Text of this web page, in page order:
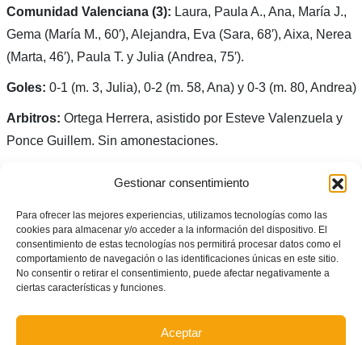
Gestionar consentimiento
Para ofrecer las mejores experiencias, utilizamos tecnologías como las
cookies para almacenar y/o acceder a la información del dispositivo. El
consentimiento de estas tecnologías nos permitirá procesar datos como el
comportamiento de navegación o las identificaciones únicas en este sitio.
No consentir o retirar el consentimiento, puede afectar negativamente a
ciertas características y funciones.
Aceptar
Comunidad Valenciana (3): Laura, Paula A., Ana, María J.,
Gema (María M., 60′), Alejandra, Eva (Sara, 68′), Aixa, Nerea
(Marta, 46′), Paula T. y Julia (Andrea, 75′).
Goles: 0-1 (m. 3, Julia), 0-2 (m. 58, Ana) y 0-3 (m. 80, Andrea)
Arbitros: Ortega Herrera, asistido por Esteve Valenzuela y
Ponce Guillem. Sin amonestaciones.
ETIQUETADO BAJO:
FEMENINO JUVENIL